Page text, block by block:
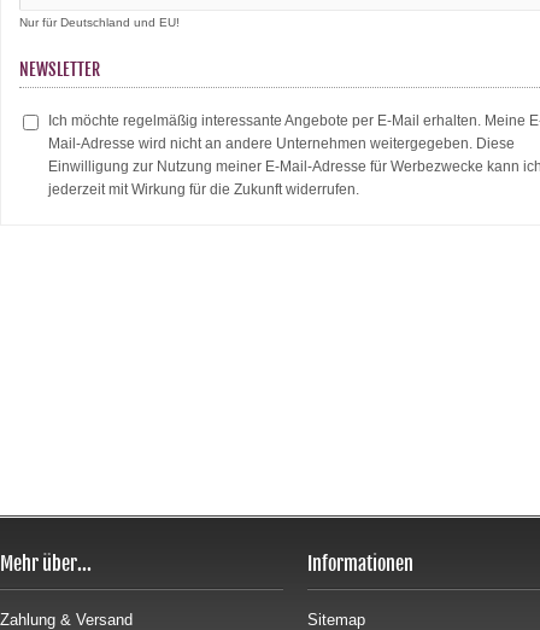
Nur für Deutschland und EU!
NEWSLETTER
Ich möchte regelmäßig interessante Angebote per E-Mail erhalten. Meine
Mail-Adresse wird nicht an andere Unternehmen weitergegeben. Diese
Einwilligung zur Nutzung meiner E-Mail-Adresse für Werbezwecke kann
jederzeit mit Wirkung für die Zukunft widerrufen.
Mehr über...
Zahlung & Versand
Informationen
Sitemap